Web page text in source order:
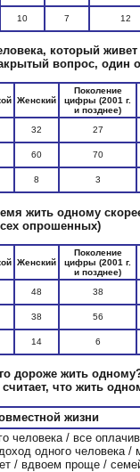
10 7 12
который
вопрос, один
Женский
Поколение
цифры (2001 г.
и позднее)
32 27
60 70
8 3
жить одному
опрошенных)
Женский
Поколение
цифры (2001 г.
и позднее)
48 38
38 56
14 6
дороже жить
считает, что жить
жизни
человека / все
одного человека /
/ вдвоем проще /